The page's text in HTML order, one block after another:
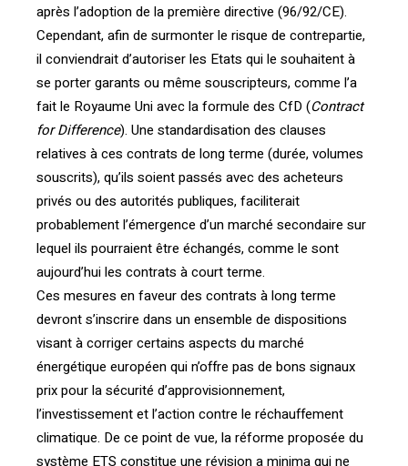
après l’adoption de la première directive (96/92/CE).
Cependant, afin de surmonter le risque de contrepartie,
il conviendrait d’autoriser les Etats qui le souhaitent à
se porter garants ou même souscripteurs, comme l’a
fait le Royaume Uni avec la formule des CfD (Contract
for Difference). Une standardisation des clauses
relatives à ces contrats de long terme (durée, volumes
souscrits), qu’ils soient passés avec des acheteurs
privés ou des autorités publiques, faciliterait
probablement l’émergence d’un marché secondaire sur
lequel ils pourraient être échangés, comme le sont
aujourd’hui les contrats à court terme.
Ces mesures en faveur des contrats à long terme
devront s’inscrire dans un ensemble de dispositions
visant à corriger certains aspects du marché
énergétique européen qui n’offre pas de bons signaux
prix pour la sécurité d’approvisionnement,
l’investissement et l’action contre le réchauffement
climatique. De ce point de vue, la réforme proposée du
système ETS constitue une révision a minima qui ne